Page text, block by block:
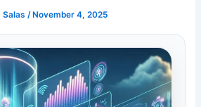
Salas/ November 4, 2025